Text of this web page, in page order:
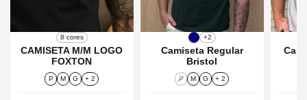
8 cores
CAMISETA M/M LOGO
FOXTON
P M G + 2
+2
Camiseta Regular
Bristol
P M G + 2